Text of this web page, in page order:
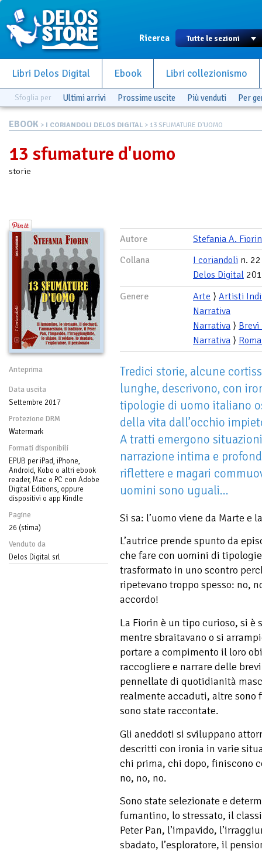
Ricerca
Libri Delos Digital Ebook Libri collezionismo
Sfoglia per Ultimi arrivi Prossime uscite Più venduti Per
EBOOK > I CORIANDOLI DELOS DIGITAL > 13 SFUMATURE D'UOMO
13 sfumature d'uomo
storie
Anteprima
Data uscita
Settembre 2017
Protezione DRM
Watermark
Formati disponibili
EPUB per iPad, iPhone,
Android, Kobo o altri ebook
reader, Mac o PC con Adobe
Digital Editions, oppure
dispositivi o app Kindle
Pagine
26 (stima)
Venduto da
Delos Digital srl
Autore
Stefania A. Fiorin
Collana
I coriandoli n. 22
Delos Digital
Genere
Arte ⟩ Artisti
Narrativa
Narrativa ⟩ Brevi
Narrativa ⟩
Tredici storie, alcune
lunghe, descrivono, con
tipologie di uomo italiano
della vita dall’occhio
A tratti emergono
narrazione intima e
riflettere e magari
uomini sono uguali...
Si sa: l’uomo viene da Marte e
L’autrice prende spunto da
che fare con uomini di
trasformato in uno scontro
ripetevano troppo spesso: no,
accordo!
La Fiorin è un tipo curioso, si è
mentre sbraitavano o si
portare a compimento il loro
raccogliere e narrare delle
pennellate di quotidianità
realmente accaduti, altre
sono state raccontate.
Gli aneddoti si sviluppano
descritti con ironia in varie
chi prima, chi dopo, finiscono
no, no, no.
Sono state selezionate e
fumantino, lo stressato, il
Peter Pan, l’impavido,
sbadato, l’esploratore, il